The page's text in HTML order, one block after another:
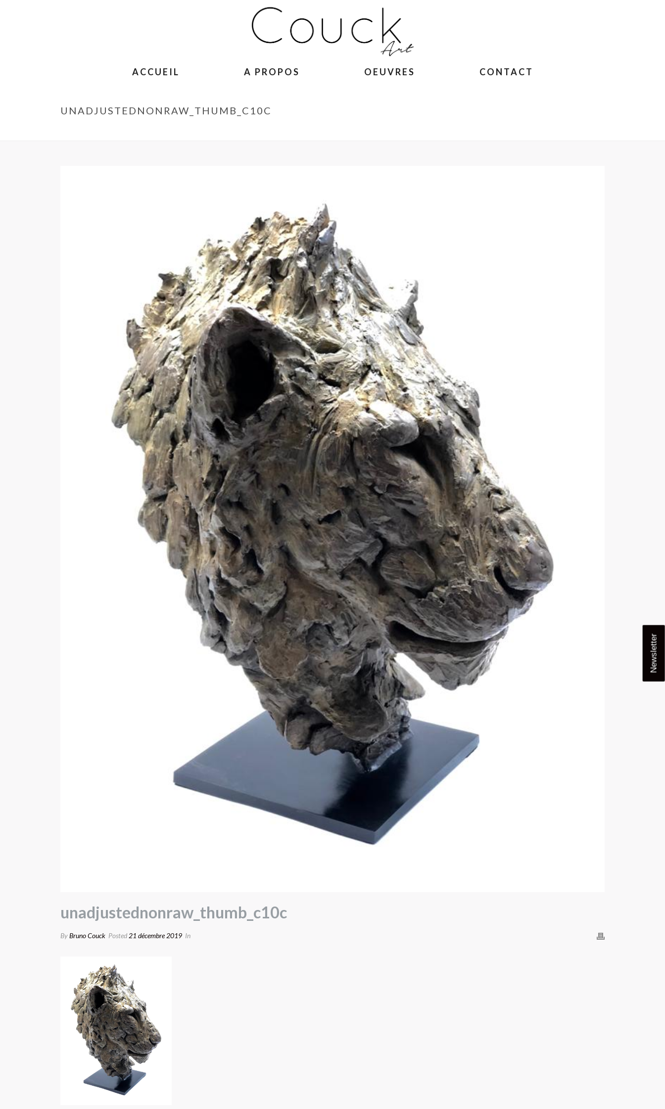
ACCUEIL A PROPOS OEUVRES CONTACT
UNADJUSTEDNONRAW_THUMB_C10C
unadjustednonraw_thumb_c10c
ByBruno Couck Posted 21 décembre 2019 In
Newsletter